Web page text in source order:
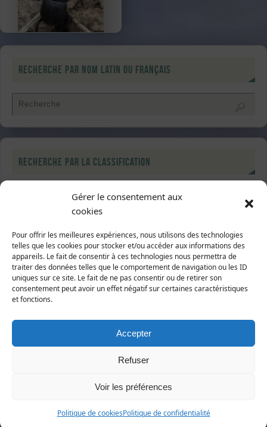
Gérer le consentement aux
cookies
Pour offrir les meilleures expériences, nous utilisons des technologies
telles que les cookies pour stocker et/ou accéder aux informations des
appareils. Le fait de consentir à ces technologies nous permettra de
traiter des données telles que le comportement de navigation ou les ID
uniques sur ce site. Le fait de ne pas consentir ou de retirer son
consentement peut avoir un effet négatif sur certaines caractéristiques
et fonctions.
Accepter
Refuser
Voir les préférences
Politique de cookiesPolitique de confidentialité
Recherche par nom latin ou français
Recherche par la classification
Dernières fiches publiées
Nicrophorus vespillo